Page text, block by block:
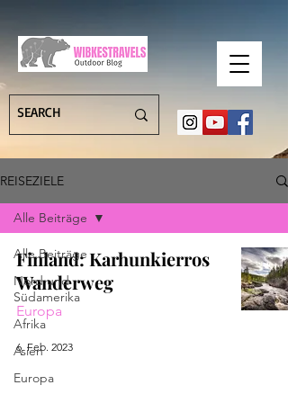
REISEZIELE
Alle Beiträge
Nord und
Südamerika
Afrika
Asien
Europa
Alle Beiträge
Finland: Karhunkierros
Wanderweg
Europa
6. Feb. 2023